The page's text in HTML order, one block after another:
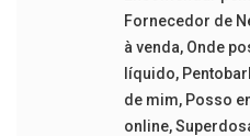
Fornecedor de
à venda, Onde
líquido,
de mim, Posso
online,